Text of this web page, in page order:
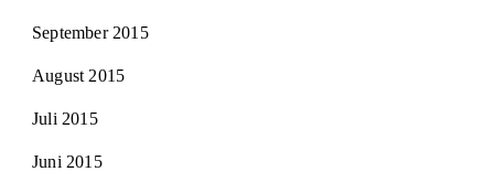
September 2015
August 2015
Juli 2015
Juni 2015